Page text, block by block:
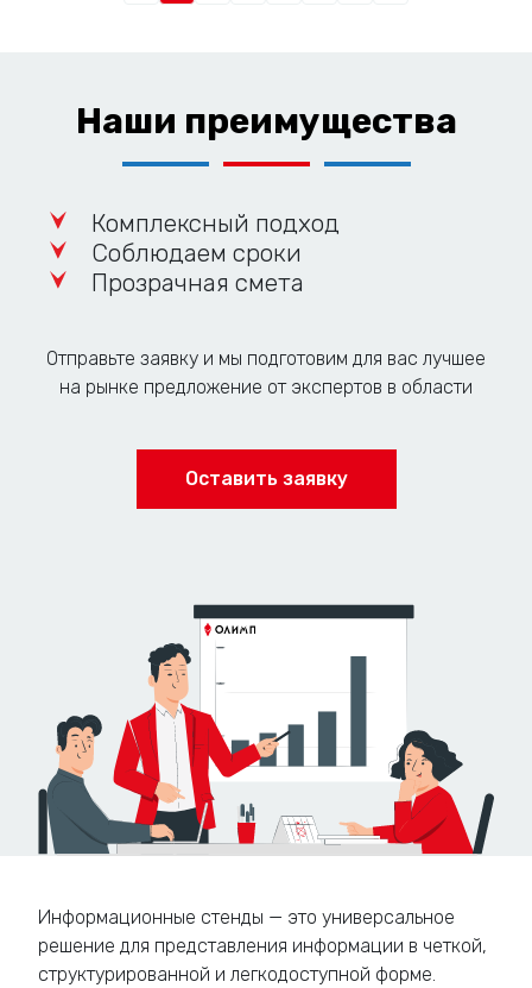
Наши преимущества
Комплексный подход
Соблюдаем сроки
Прозрачная смета
Отправьте заявку и мы подготовим для вас лучшее
на рынке предложение от экспертов в области
Оставить заявку
Информационные стенды — это универсальное
решение для представления информации в четкой,
структурированной и легкодоступной форме.